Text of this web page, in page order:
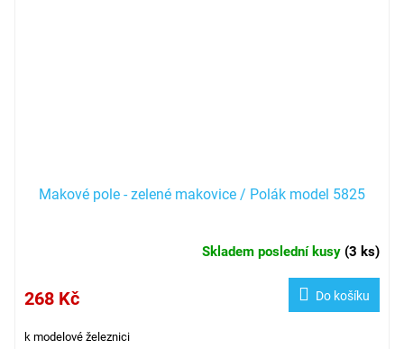
Makové pole - zelené makovice / Polák model 5825
Skladem poslední kusy (3 ks)
268 Kč Do košíku
k modelové železnici